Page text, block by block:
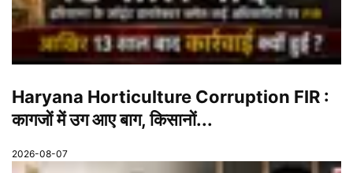
Haryana Horticulture Corruption FIR :
कागजों में उग आए बाग, किसानों...
2026-08-07